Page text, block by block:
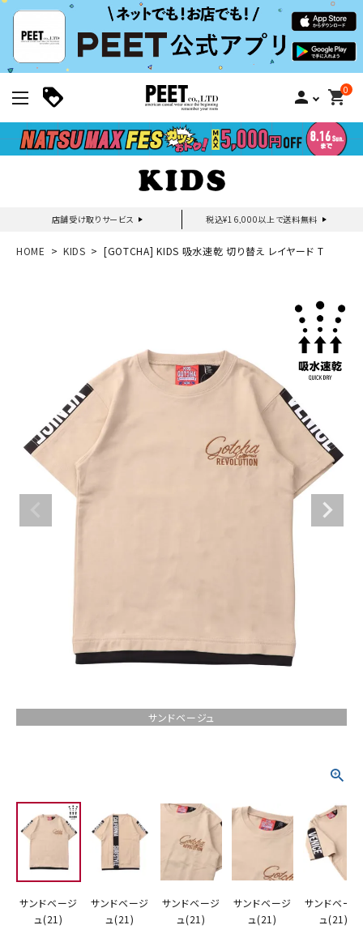
person 0
shopping_cart
店舗受け取りサービス 税込¥16,000以上で送料無料
新規会員登録｜ログイン
ブランドメニュー
新商品
詳しい条件から探す
HOME KIDS [GOTCHA] KIDS 吸水速乾 切り替え レイヤード T
サンドベージュ
サンドベージ
ュ(21)
サンドベージ
ュ(21)
サンドベージ
ュ(21)
サンドベージ
ュ(21)
サンドベージ
ュ(21)